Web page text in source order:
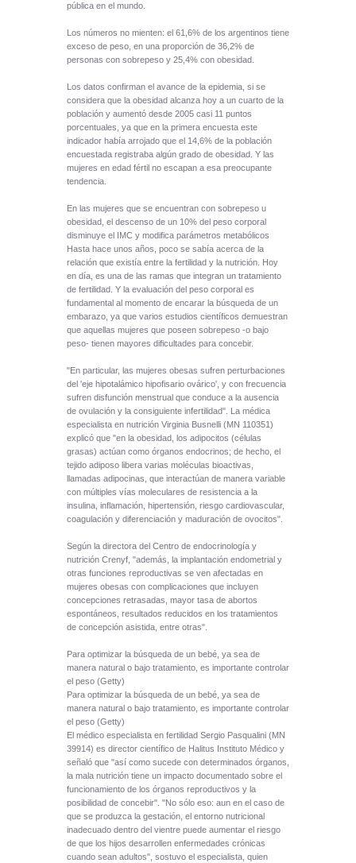
pública en el mundo.
Los números no mienten: el 61,6% de los argentinos tiene
exceso de peso, en una proporción de 36,2% de
personas con sobrepeso y 25,4% con obesidad.
Los datos confirman el avance de la epidemia, si se
considera que la obesidad alcanza hoy a un cuarto de la
población y aumentó desde 2005 casi 11 puntos
porcentuales, ya que en la primera encuesta este
indicador había arrojado que el 14,6% de la población
encuestada registraba algún grado de obesidad. Y las
mujeres en edad fértil no escapan a esa preocupante
tendencia.
En las mujeres que se encuentran con sobrepeso u
obesidad, el descenso de un 10% del peso corporal
disminuye el IMC y modifica parámetros metabólicos
Hasta hace unos años, poco se sabía acerca de la
relación que existía entre la fertilidad y la nutrición. Hoy
en día, es una de las ramas que integran un tratamiento
de fertilidad. Y la evaluación del peso corporal es
fundamental al momento de encarar la búsqueda de un
embarazo, ya que varios estudios científicos demuestran
que aquellas mujeres que poseen sobrepeso -o bajo
peso- tienen mayores dificultades para concebir.
"En particular, las mujeres obesas sufren perturbaciones
del 'eje hipotalámico hipofisario ovárico', y con frecuencia
sufren disfunción menstrual que conduce a la ausencia
de ovulación y la consiguiente infertilidad". La médica
especialista en nutrición Virginia Busnelli (MN 110351)
explicó que "en la obesidad, los adipocitos (células
grasas) actúan como órganos endocrinos; de hecho, el
tejido adiposo libera varias moléculas bioactivas,
llamadas adipocinas, que interactúan de manera variable
con múltiples vías moleculares de resistencia a la
insulina, inflamación, hipertensión, riesgo cardiovascular,
coagulación y diferenciación y maduración de ovocitos".
Según la directora del Centro de endocrinología y
nutrición Crenyf, "además, la implantación endometrial y
otras funciones reproductivas se ven afectadas en
mujeres obesas con complicaciones que incluyen
concepciones retrasadas, mayor tasa de abortos
espontáneos, resultados reducidos en los tratamientos
de concepción asistida, entre otras".
Para optimizar la búsqueda de un bebé, ya sea de
manera natural o bajo tratamiento, es importante controlar
el peso (Getty)
Para optimizar la búsqueda de un bebé, ya sea de
manera natural o bajo tratamiento, es importante controlar
el peso (Getty)
El médico especialista en fertilidad Sergio Pasqualini (MN
39914) es director científico de Halitus Instituto Médico y
señaló que "así como sucede con determinados órganos,
la mala nutrición tiene un impacto documentado sobre el
funcionamiento de los órganos reproductivos y la
posibilidad de concebir". "No sólo eso: aun en el caso de
que se produzca la gestación, el entorno nutricional
inadecuado dentro del vientre puede aumentar el riesgo
de que los hijos desarrollen enfermedades crónicas
cuando sean adultos", sostuvo el especialista, quien